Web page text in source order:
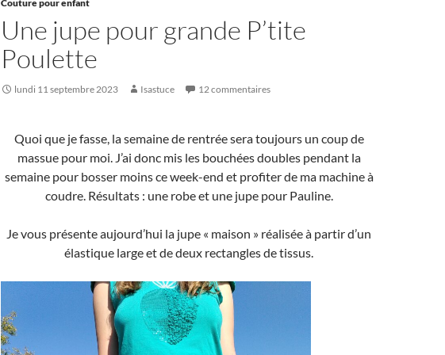
Couture pour enfant
Une jupe pour grande P’tite
Poulette
lundi 11 septembre 2023 Isastuce 12 commentaires
Quoi que je fasse, la semaine de rentrée sera toujours un coup de
massue pour moi. J’ai donc mis les bouchées doubles pendant la
semaine pour bosser moins ce week-end et profiter de ma machine à
coudre. Résultats : une robe et une jupe pour Pauline.
Je vous présente aujourd’hui la jupe « maison » réalisée à partir d’un
élastique large et de deux rectangles de tissus.